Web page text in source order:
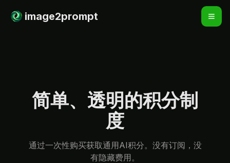
image2prompt
简单、透明的积分制
度
通过一次性购买获取通用AI积分。没有订阅，没
有隐藏费用。